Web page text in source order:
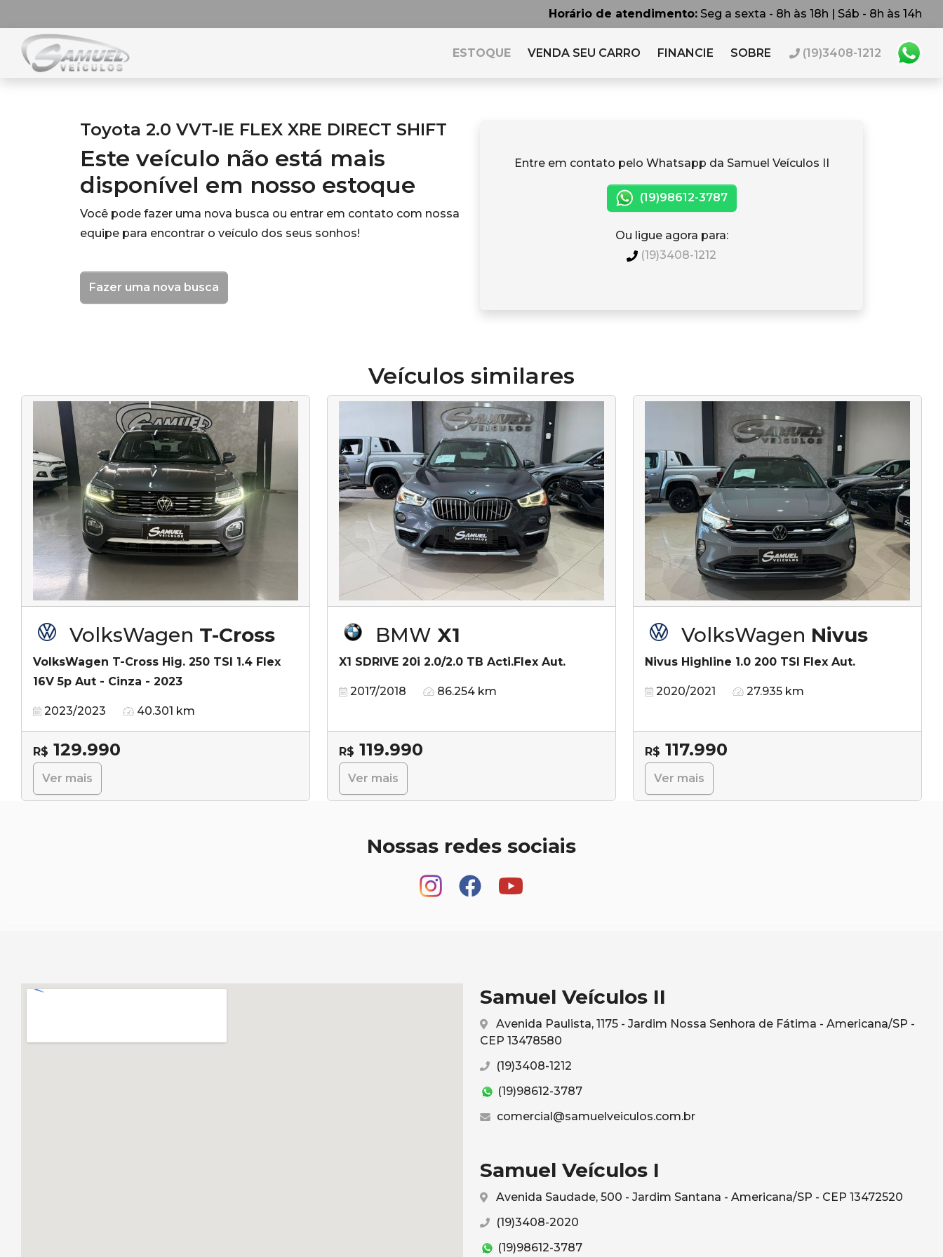
Horário de atendimento: Seg a sexta - 8h às 18h | Sáb - 8h às 14h
ESTOQUE VENDA SEU CARRO FINANCIE SOBRE (19)3408-1212
Toyota 2.0 VVT-IE FLEX XRE DIRECT SHIFT
Este veículo não está mais
disponível em nosso estoque
Você pode fazer uma nova busca ou entrar em contato com nossa
equipe para encontrar o veículo dos seus sonhos!
Fazer uma nova busca
Entre em contato pelo Whatsapp da Samuel Veículos II
(19)98612-3787
Ou ligue agora para:
(19)3408-1212
Veículos similares
VolksWagen T-Cross
VolksWagen T-Cross Hig. 250 TSI 1.4 Flex
16V 5p Aut - Cinza - 2023
2023/2023 40.301 km
R$ 129.990
Ver mais
BMW X1
X1 SDRIVE 20i 2.0/2.0 TB Acti.Flex Aut.
2017/2018 86.254 km
R$ 119.990
Ver mais
VolksWagen Nivus
Nivus Highline 1.0 200 TSI Flex Aut.
2020/2021 27.935 km
R$ 117.990
Ver mais
Nossas redes sociais
Samuel Veículos II
Avenida Paulista, 1175 - Jardim Nossa Senhora de Fátima - Americana/SP -
CEP 13478580
(19)3408-1212
(19)98612-3787
comercial@samuelveiculos.com.br
Samuel Veículos I
Avenida Saudade, 500 - Jardim Santana - Americana/SP - CEP 13472520
(19)3408-2020
(19)98612-3787